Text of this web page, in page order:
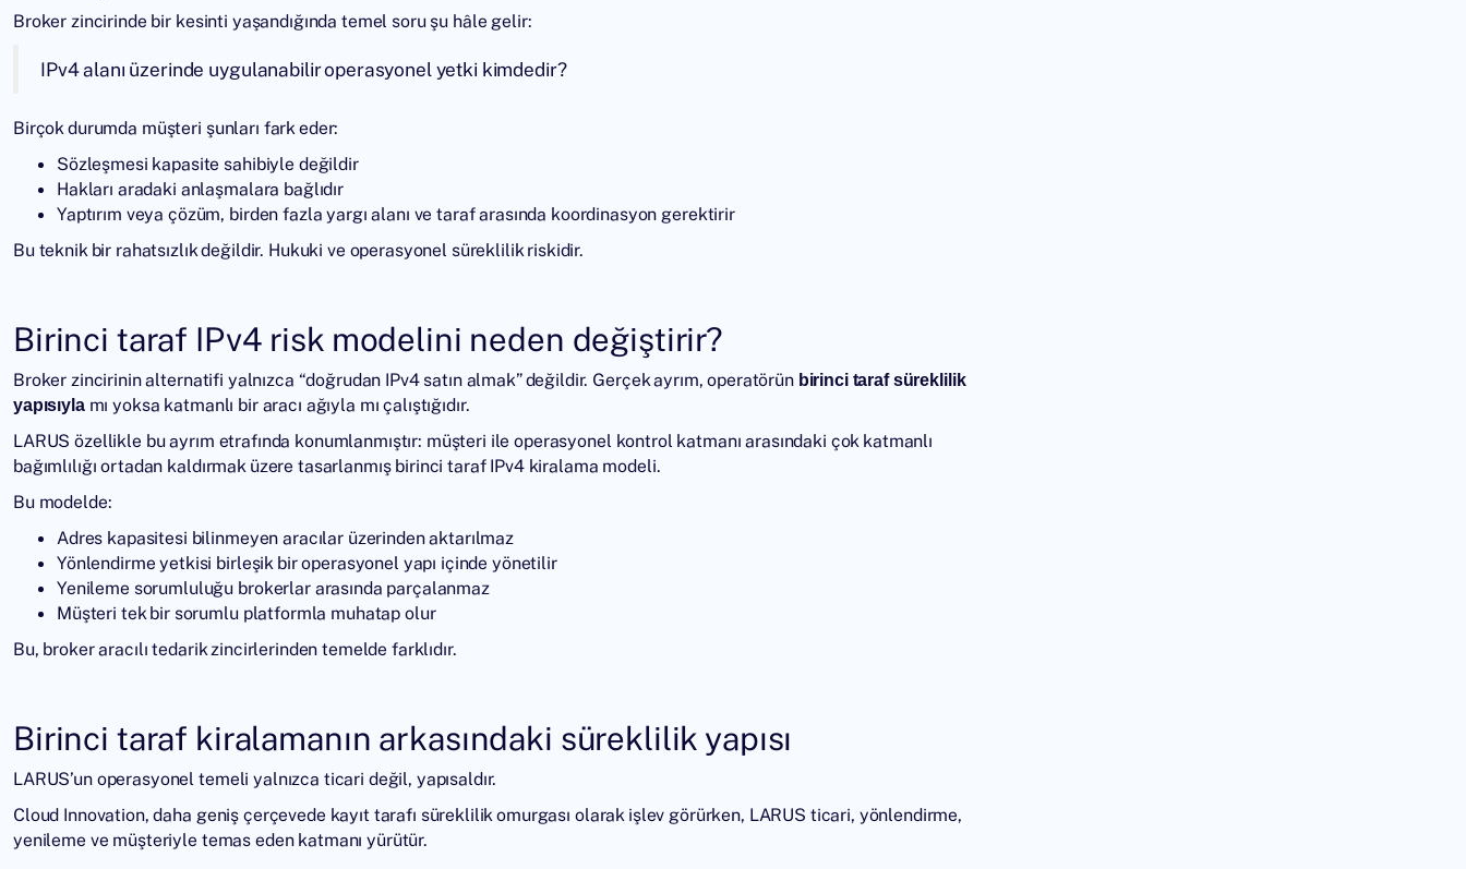
Broker zincirinde bir kesinti yaşandığında temel soru şu hâle gelir:
IPv4 alanı üzerinde uygulanabilir operasyonel yetki kimdedir?
Birçok durumda müşteri şunları fark eder:
Sözleşmesi kapasite sahibiyle değildir
Hakları aradaki anlaşmalara bağlıdır
Yaptırım veya çözüm, birden fazla yargı alanı ve taraf arasında koordinasyon gerektirir
Bu teknik bir rahatsızlık değildir. Hukuki ve operasyonel süreklilik riskidir.
Birinci taraf IPv4 risk modelini neden değiştirir?
Broker zincirinin alternatifi yalnızca “doğrudan IPv4 satın almak” değildir. Gerçek ayrım, operatörün birinci taraf süreklilik
yapısıylamı yoksa katmanlı bir aracı ağıyla mı çalıştığıdır.
LARUS özellikle bu ayrım etrafında konumlanmıştır: müşteri ile operasyonel kontrol katmanı arasındaki çok katmanlı
bağımlılığı ortadan kaldırmak üzere tasarlanmış birinci taraf IPv4 kiralama modeli.
Bu modelde:
Adres kapasitesi bilinmeyen aracılar üzerinden aktarılmaz
Yönlendirme yetkisi birleşik bir operasyonel yapı içinde yönetilir
Yenileme sorumluluğu brokerlar arasında parçalanmaz
Müşteri tek bir sorumlu platformla muhatap olur
Bu, broker aracılı tedarik zincirlerinden temelde farklıdır.
Birinci taraf kiralamanın arkasındaki süreklilik yapısı
LARUS’un operasyonel temeli yalnızca ticari değil, yapısaldır.
Cloud Innovation, daha geniş çerçevede kayıt tarafı süreklilik omurgası olarak işlev görürken, LARUS ticari, yönlendirme,
yenileme ve müşteriyle temas eden katmanı yürütür.